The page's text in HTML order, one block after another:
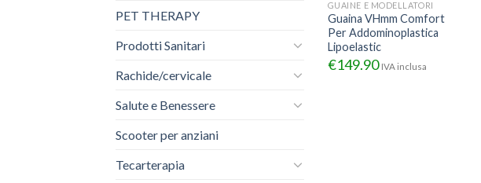
PET THERAPY
Prodotti Sanitari
Rachide/cervicale
Salute e Benessere
Scooter per anziani
Tecarterapia
GUAINE E MODELLATORI
Guaina VHmm Comfort
Per Addominoplastica
Lipoelastic
€149.90 IVA inclusa